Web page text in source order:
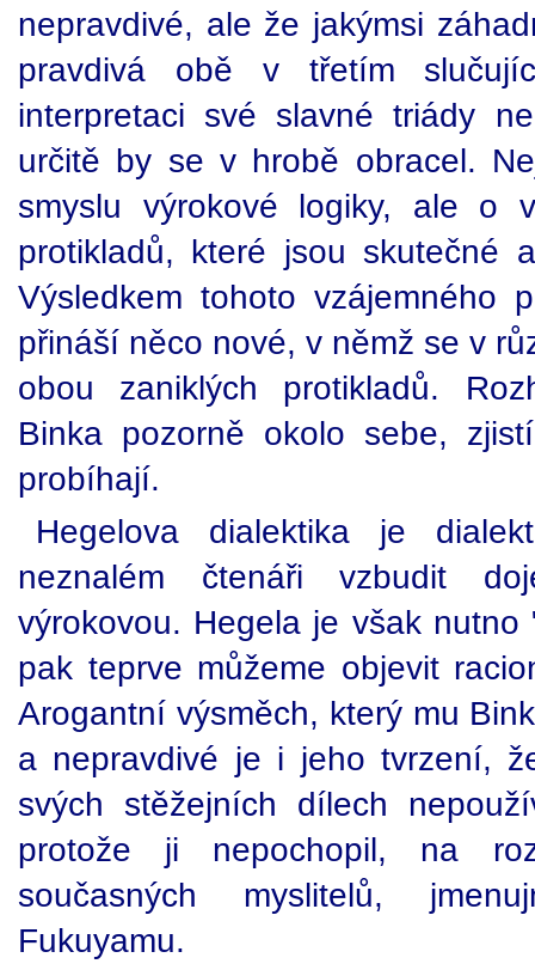
nepravdivé, ale že jakýmsi
pravdivá obě v třetím
interpretaci své slavné triády
určitě by se v hrobě obracel.
smyslu výrokové logiky, ale o
protikladů, které jsou skutečné
Výsledkem tohoto vzájemného
přináší něco nové, v němž se v
obou zaniklých protikladů.
Binka pozorně okolo sebe,
probíhají.
Hegelova dialektika je
neznalém čtenáři vzbudit
výrokovou. Hegela je však
pak teprve můžeme objevit
Arogantní výsměch, který mu
a nepravdivé je i jeho tvrzení,
svých stěžejních dílech
protože ji nepochopil, na
současných myslitelů,
Fukuyamu.